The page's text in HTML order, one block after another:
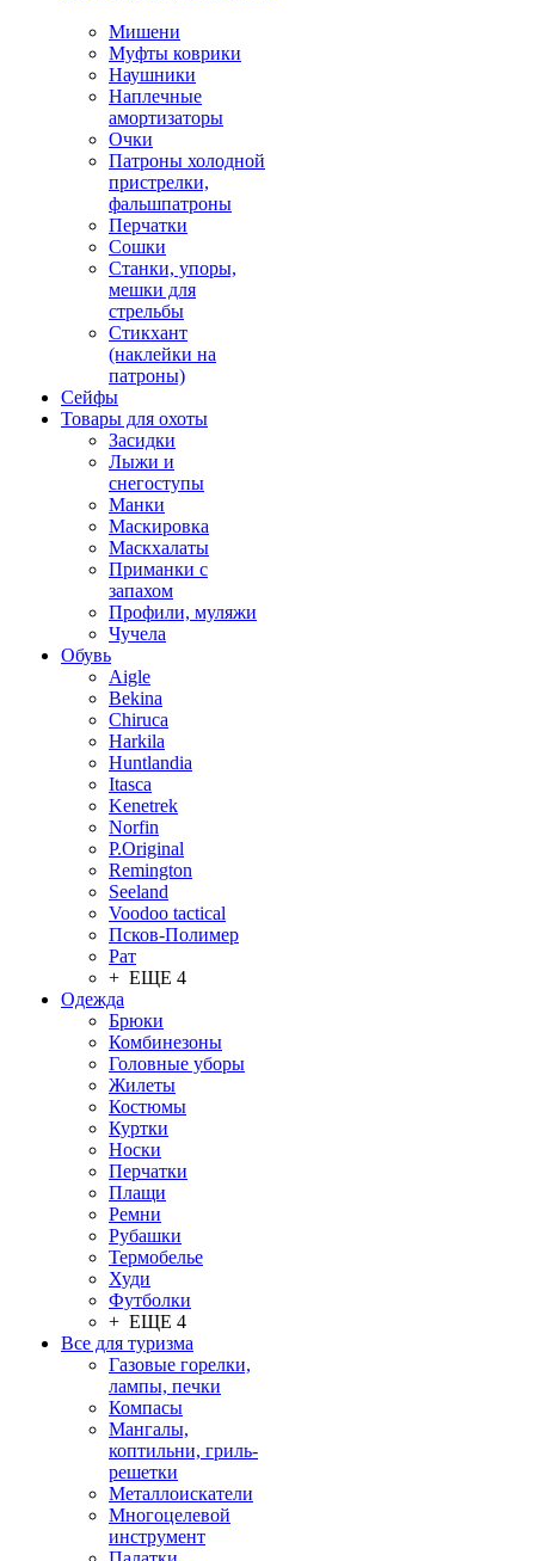
Мишени
Муфты коврики
Наушники
Наплечные
амортизаторы
Очки
Патроны холодной
пристрелки,
фальшпатроны
Перчатки
Сошки
Станки, упоры,
мешки для
стрельбы
Стикхант
(наклейки на
патроны)
Сейфы
Товары для охоты
Засидки
Лыжи и
снегоступы
Манки
Маскировка
Маскхалаты
Приманки с
запахом
Профили, муляжи
Чучела
Обувь
Aigle
Bekina
Chiruсa
Harkila
Huntlandia
Itasca
Kenetrek
Norfin
P.Original
Remington
Seeland
Voodoo tactical
Псков-Полимер
Рат
+ ЕЩЕ 4
Одежда
Брюки
Комбинезоны
Головные уборы
Жилеты
Костюмы
Куртки
Носки
Перчатки
Плащи
Ремни
Рубашки
Термобелье
Худи
Футболки
+ ЕЩЕ 4
Все для туризма
Газовые горелки,
лампы, печки
Компасы
Мангалы,
коптильни, гриль-
решетки
Металлоискатели
Многоцелевой
инструмент